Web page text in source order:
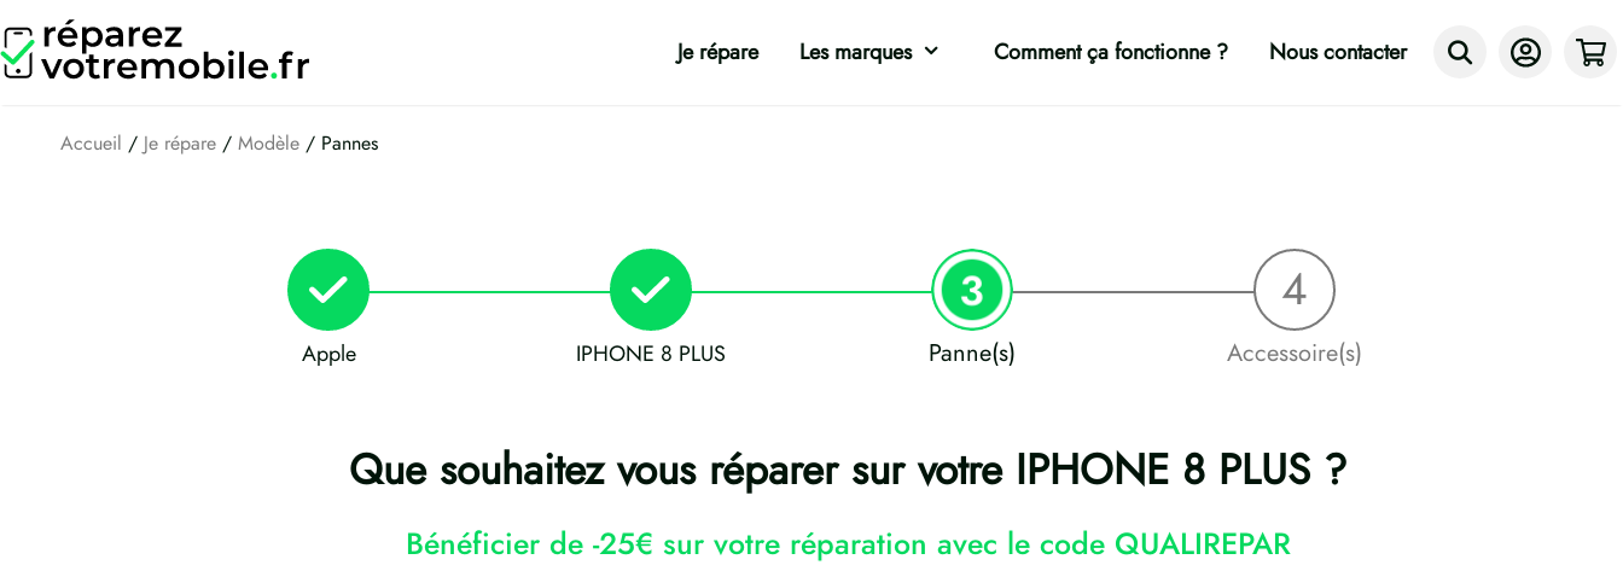
au
contenu Je répare Les marques Comment ça fonctionne ? Nous contacter
Accueil / Je répare / Modèle / Pannes
Apple IPHONE 8 PLUS Panne(s) Accessoire(s)
Que souhaitez vous réparer sur votre IPHONE 8 PLUS ?
Bénéficier de -25€ sur votre réparation avec le code QUALIREPAR